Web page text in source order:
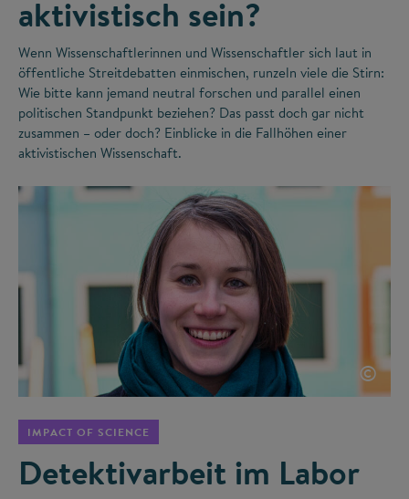
aktivistisch sein?
Wenn Wissenschaftlerinnen und Wissenschaftler sich laut in
öffentliche Streitdebatten einmischen, runzeln viele die Stirn:
Wie bitte kann jemand neutral forschen und parallel einen
politischen Standpunkt beziehen? Das passt doch gar nicht
zusammen – oder doch? Einblicke in die Fallhöhen einer
aktivistischen Wissenschaft.
©
IMPACT OF SCIENCE
Detektivarbeit im Labor